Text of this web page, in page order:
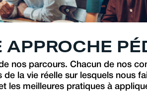
APPROCHE PÉ
nos parcours. Chacun de nos
de la vie réelle sur lesquels nous
les meilleures pratiques à